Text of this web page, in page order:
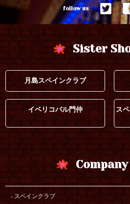
follow us
Sister
月島スペインクラブ
イベリコバル門仲
ス
Company
スペインクラブ